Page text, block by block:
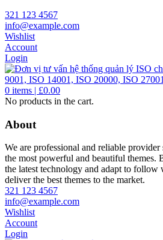
321 123 4567
info@example.com
Wishlist
Account
Login
0 items | £0.00
No products in the cart.
About
We are professional and reliable
the most powerful and beautiful themes.
the latest technology and adapt to follow
deliver the best themes to the market.
321 123 4567
info@example.com
Wishlist
Account
Login